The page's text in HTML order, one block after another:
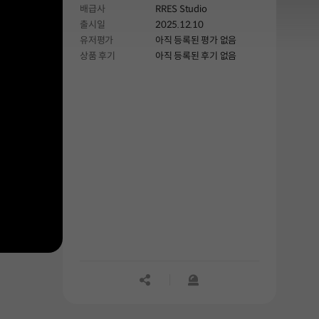
배급사
RRES Studio
출시일
2025.12.10
유저평가
아직 등록된 평가 없음
상품 후기
아직 등록된 후기 없음
공유하기신고하기